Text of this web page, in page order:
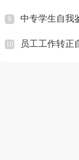
9 中专学生自我
10 员工工作转正